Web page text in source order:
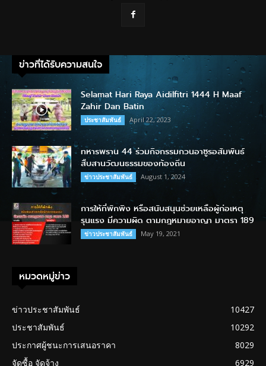
ข่าวที่ได้รับความสนใจ
Selamat Hari Raya Aidilfitri 1444 H Maaf
Zahir Dan Batin
ประชาสัมพันธ์ April 22, 2023
ทหารพราน 44 ร่วมกิจกรรมกวนอาซูรอสัมพันธ์
สืบสานวัฒนธรรมของท้องถิ่น
ข่าวประชาสัมพันธ์ August 1, 2024
การให้ที่พักพิง หรือสนับสนุนช่วยเหลือผู้ก่อเหตุ
รุนแรง มีความผิด ตามกฎหมายอาญา มาตรา 189
ข่าวประชาสัมพันธ์ May 19, 2021
หมวดหมู่ข่าว
ข่าวประชาสัมพันธ์
10427
ประชาสัมพันธ์
10292
ประกาศผู้ชนะการเสนอราคา
8029
จัดซื้อ จัดจ้าง
6929